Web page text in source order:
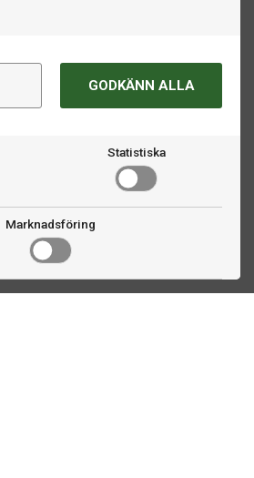
GODKÄNN ALLA
Statistiska
Marknadsföring